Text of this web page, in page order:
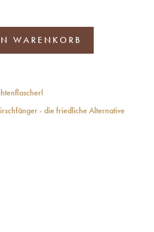
WARENKORB
- die friedliche Alternative